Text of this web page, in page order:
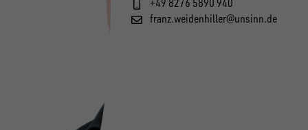
+49 8276 5890 940
franz.weidenhiller@unsinn.de